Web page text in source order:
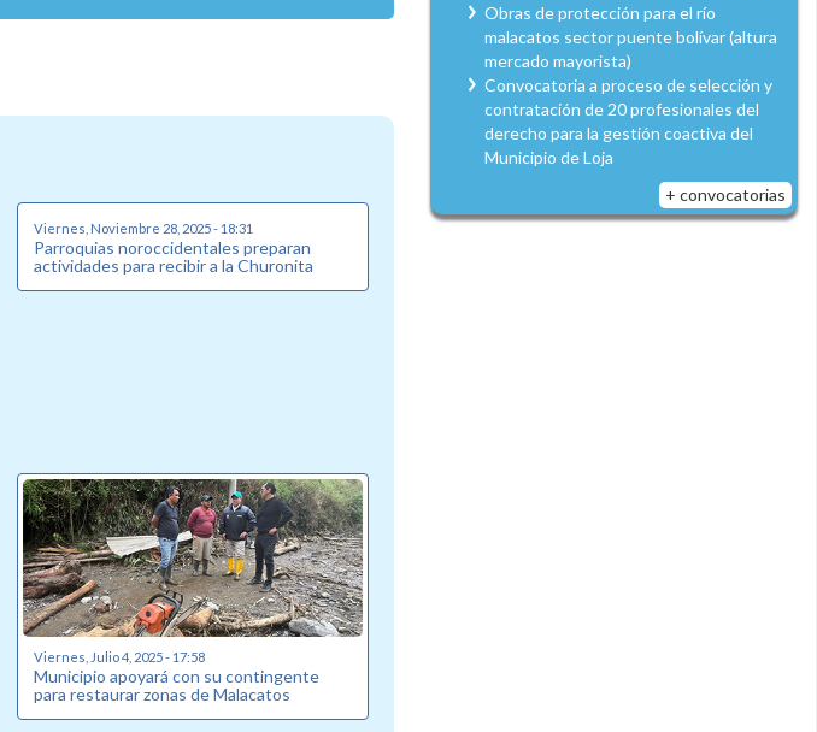
Viernes, Noviembre 28, 2025 - 18:31
Parroquias noroccidentales preparan
actividades para recibir a la Churonita
Viernes, Julio 4, 2025 - 17:58
Municipio apoyará con su contingente
para restaurar zonas de Malacatos
Obras de protección para el río
malacatos sector puente bolívar (altura
mercado mayorista)
Convocatoria a proceso de selección y
contratación de 20 profesionales del
derecho para la gestión coactiva del
Municipio de Loja
+ convocatorias